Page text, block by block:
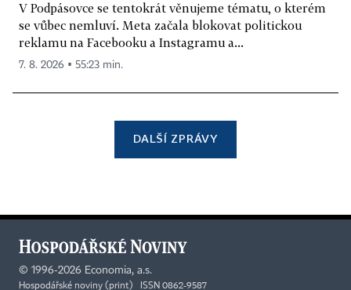
V Podpásovce se tentokrát věnujeme tématu, o kterém
se vůbec nemluví. Meta začala blokovat politickou
reklamu na Facebooku a Instagramu a...
7. 8. 2026 ▪ 55:23 min.
DALŠÍ ZPRÁVY
© 1996-2026 Economia, a.s.
Hospodářské noviny (print) ISSN 0862-9587